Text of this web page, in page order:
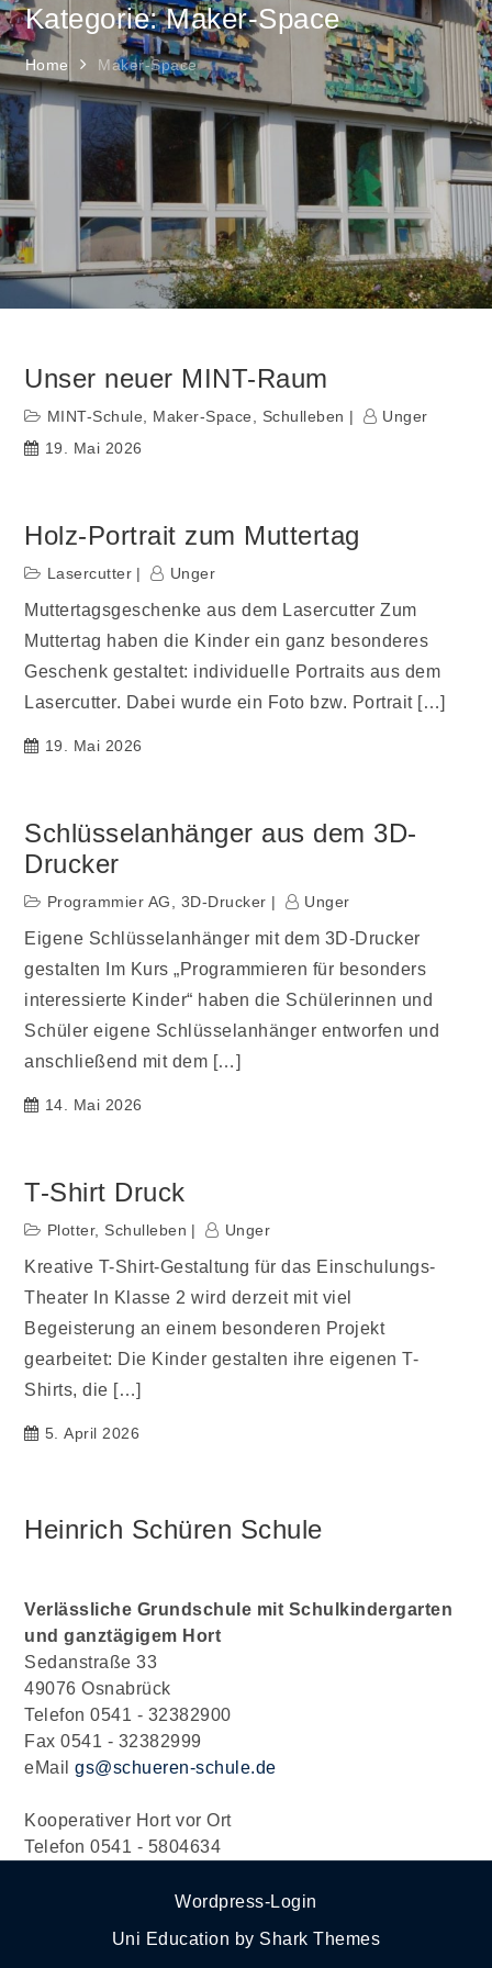
Kategorie: Maker-Space
Home Maker-Space
Unser neuer MINT-Raum
MINT-Schule Maker-Space Schulleben
Unger
19. Mai 2026
Holz-Portrait zum Muttertag
Lasercutter Unger
Muttertagsgeschenke aus dem Lasercutter Zum
Muttertag haben die Kinder ein ganz besonderes
Geschenk gestaltet: individuelle Portraits aus dem
Lasercutter. Dabei wurde ein Foto bzw. Portrait […]
19. Mai 2026
Schlüsselanhänger aus dem 3D-
Drucker
Programmier AG 3D-Drucker Unger
Eigene Schlüsselanhänger mit dem 3D-Drucker
gestalten Im Kurs „Programmieren für besonders
interessierte Kinder“ haben die Schülerinnen und
Schüler eigene Schlüsselanhänger entworfen und
anschließend mit dem […]
14. Mai 2026
T-Shirt Druck
Plotter, Schulleben Unger
Kreative T-Shirt-Gestaltung für das Einschulungs-
Theater In Klasse 2 wird derzeit mit viel
Begeisterung an einem besonderen Projekt
gearbeitet: Die Kinder gestalten ihre eigenen T-
Shirts, die […]
5. April 2026
Heinrich Schüren Schule
Verlässliche Grundschule mit Schulkindergarten
und ganztägigem Hort
Sedanstraße 33
49076 Osnabrück
Telefon 0541 - 32382900
Fax 0541 - 32382999
eMailgs@schueren-schule.de
Kooperativer Hort vor Ort
Telefon 0541 - 5804634
Wordpress-Login
Uni Education by Shark Themes